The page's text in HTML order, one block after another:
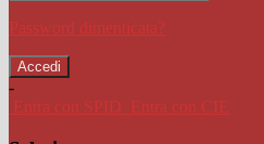
Password dimenticata?
-
Entra con SPID
Entra con CIE